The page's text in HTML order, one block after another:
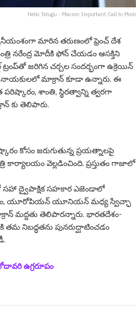
Hello Telugu - Macron Important Call to Modi
మారిన త‌రుణంలో ఫ్రెంచ్ దేశ
న‌రేంద్ర మోదీకి ఫోన్ చేయ‌డం ఆస‌క్తిని
జరిగిన చర్చల సందర్భంగా ఉక్రెయిన్
మాక్రాన్ కూడా ఉన్నారు. ఈ
శాంతి, స్థిరత్వాన్ని త్వరగా
కు తెలిపారు.
కోసం జరుగుతున్న ప్రయత్నాలపై
వెల్ల‌డించింది. ప్ర‌స్తుతం గాజాలో
సహా ద్వైపాక్షిక సహకార ఎజెండాలో
యూరోపియ‌న్ యూనియ‌న్ మధ్య స్వేచ్ఛా
మద్దతు తెలిపార‌న్నారు. భారతదేశం-
నిబద్ధతను పునరుద్ఘాటించ‌డం
ఉగ్ర‌రూపం